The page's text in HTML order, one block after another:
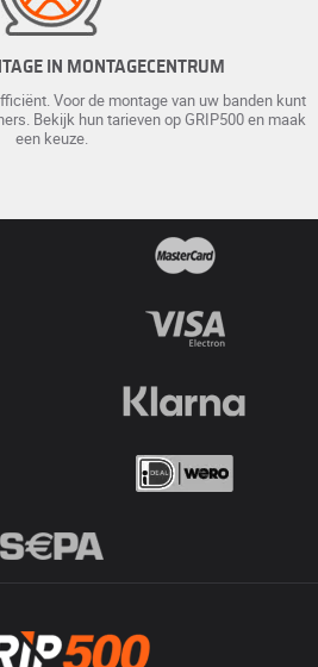
IN MONTAGECENTRUM
Voor de montage van uw banden kunt
Bekijk hun tarieven op GRIP500 en maak
een keuze.